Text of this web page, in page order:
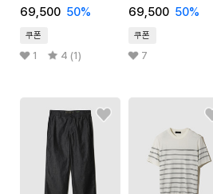
69,500 50%
쿠폰
1 4 (1)
69,500 50%
쿠폰
7